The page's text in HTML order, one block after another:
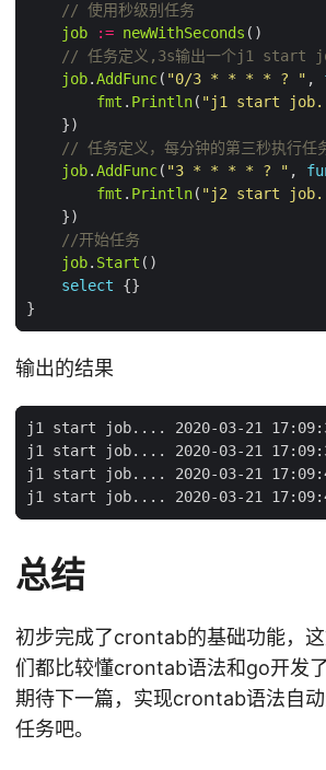
// 使用秒级别任务
job
:= newWithSeconds
// 任务定义,3s输出一个j1 start
job.AddFunc( "0/3 * * * * ? " ,
fmt . Println( "j1 start
// 任务定义，每分钟的第三秒执行任
job.AddFunc( "3 * * * * ? " ,
fmt . Println( "j2 start
//开始任务
job. Start
select
输出的结果
总结
初步完成了crontab的基础功能，
们都比较懂crontab语法和go开发
期待下一篇，实现crontab语法自
任务吧。